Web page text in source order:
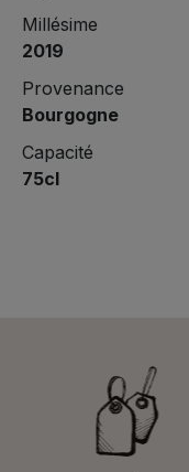
Millésime
2019
Provenance
Bourgogne
Capacité
75cl